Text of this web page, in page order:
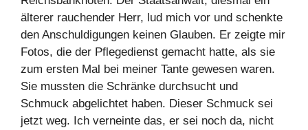
älterer rauchender Herr, lud mich vor und schenkte
den Anschuldigungen keinen Glauben. Er zeigte mir
Fotos, die der Pflegedienst gemacht hatte, als sie
zum ersten Mal bei meiner Tante gewesen waren.
Sie mussten die Schränke durchsucht und
Schmuck abgelichtet haben. Dieser Schmuck sei
jetzt weg. Ich verneinte das, er sei noch da, nicht